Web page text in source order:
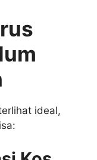
ideal,